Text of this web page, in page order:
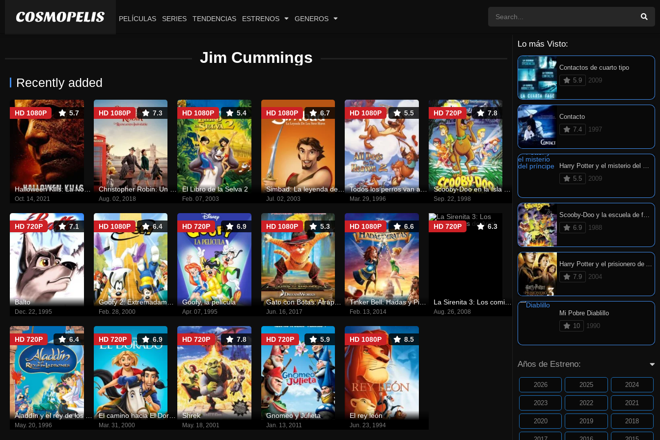
PELÍCULAS SERIES TENDENCIAS ESTRENOS GENEROS
Jim Cummings
Recently added
5.7
HD 1080P
Oct. 14, 2021
7.3
HD 1080P
Aug. 02, 2018
5.4
HD 1080P
El Libro de la Selva 2
Feb. 07, 2003
6.7
HD 1080P
Simbad: La leyenda de los siete mares
Jul. 02, 2003
5.5
HD 1080P
Mar. 29, 1996
7.8
HD 720P
Sep. 22, 1998
7.1
HD 720P
Balto
Dec. 22, 1995
6.4
HD 1080P
Goofy 2: Extremadamente Goofy
Feb. 28, 2000
6.9
HD 720P
Goofy, la película
Apr. 07, 1995
5.3
HD 1080P
Gato con Botas: Atrapado en un Cuento Épico
Jun. 16, 2017
6.6
HD 1080P
Tinker Bell: Hadas y Piratas
Feb. 13, 2014
6.3
HD 720P
La Sirenita 3: Los comienzos de Ariel
Aug. 26, 2008
6.4
HD 720P
May. 20, 1996
6.9
HD 720P
El camino hacia El Dorado
Mar. 31, 2000
7.8
HD 720P
Shrek
May. 18, 2001
5.9
HD 720P
Gnomeo y Julieta
Jan. 13, 2011
8.5
HD 1080P
El rey león
Jun. 23, 1994
Lo más Visto:
Contactos de cuarto tipo
5.9
2009
Contacto
7.4
1997
Harry Potter y el misterio del príncipe
5.5
2009
Scooby-Doo y la escuela de fantasmas
6.9
1988
Harry Potter y el prisionero de Azkaban
7.9
2004
Mi Pobre Diablillo
10
1990
Años de Estreno:
2026 2025 2024
2023 2022 2021
2020 2019 2018